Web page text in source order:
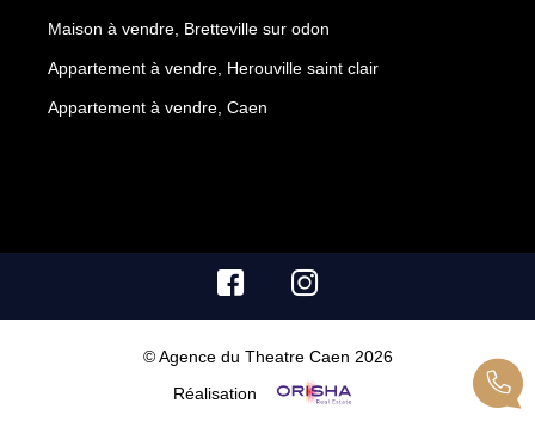
Maison à vendre, Bretteville sur odon
Appartement à vendre, Herouville saint clair
Appartement à vendre, Caen
© Agence du Theatre Caen 2026
Réalisation